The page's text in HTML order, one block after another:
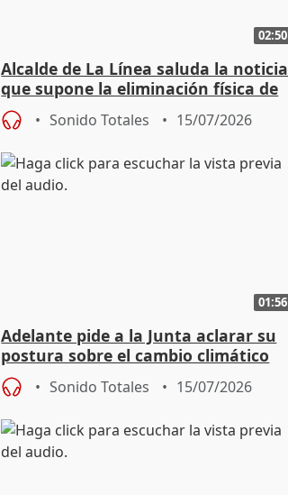
02:50
Alcalde de La Línea saluda la noticia
que supone la eliminación física de
la Verja de Gibraltar
Sonido Totales 15/07/2026
01:56
Adelante pide a la Junta aclarar su
postura sobre el cambio climático
tras debate interno
Sonido Totales 15/07/2026